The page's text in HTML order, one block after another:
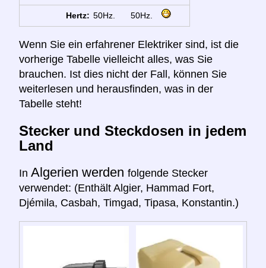
Hertz: 50Hz. 50Hz.
Wenn Sie ein erfahrener Elektriker sind, ist die
vorherige Tabelle vielleicht alles, was Sie
brauchen. Ist dies nicht der Fall, können Sie
weiterlesen und herausfinden, was in der
Tabelle steht!
Stecker und Steckdosen in jedem
Land
In Algerien werden folgende Stecker
verwendet: (Enthält Algier, Hammad Fort,
Djémila, Casbah, Timgad, Tipasa, Konstantin.)